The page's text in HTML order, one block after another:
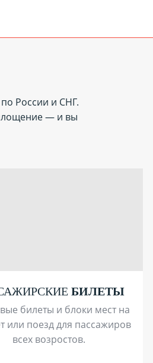
России и СНГ.
— и вы
БИЛЕТЫ
билеты и блоки мест на
или поезд для пассажиров
всех возростов.